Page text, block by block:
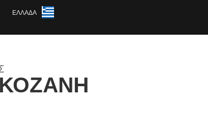
ΕΛΛΆΔΑ
ΚΟΖΆΝΗ